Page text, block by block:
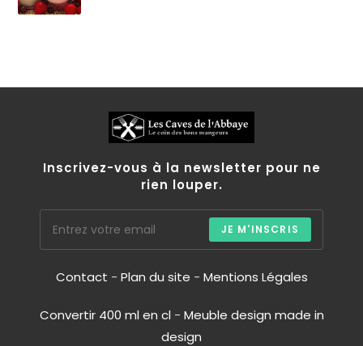
Inscrivez-vous à la newsletter pour ne
rien louper.
JE M'INSCRIS
Contact - Plan du site - Mentions Légales
Convertir 400 ml en cl - Meuble design made in
design